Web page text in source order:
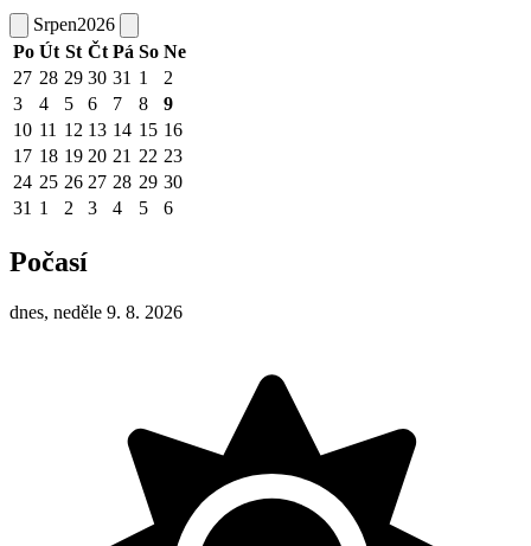
Srpen2026
Po Út St Čt Pá So Ne
27 28 29 30 31 1
2
3
4 5 6 7 8
9
10 11 12 13 14 15 16
17 18 19 20 21 22 23
24 25 26 27 28 29 30
31 1 2 3 4 5 6
Počasí
dnes, neděle 9. 8. 2026